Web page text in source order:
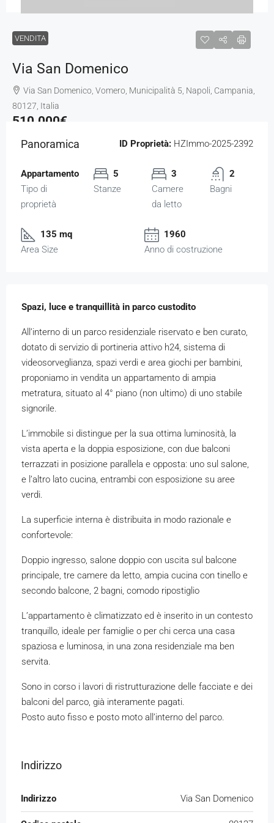
VENDITA
Via San Domenico
Via San Domenico, Vomero, Municipalità 5, Napoli, Campania,
80127, Italia
510.000€
Panoramica ID Proprietà: HZImmo-2025-2392
Appartamento
Tipo di
proprietà
5
Stanze
3
Camere
da letto
2
Bagni
135 mq
Area Size
1960
Anno di costruzione
Spazi, luce e tranquillità in parco custodito
All’interno di un parco residenziale riservato e ben curato,
dotato di servizio di portineria attivo h24, sistema di
videosorveglianza, spazi verdi e area giochi per bambini,
proponiamo in vendita un appartamento di ampia
metratura, situato al 4° piano (non ultimo) di uno stabile
signorile.
L’immobile si distingue per la sua ottima luminosità, la
vista aperta e la doppia esposizione, con due balconi
terrazzati in posizione parallela e opposta: uno sul salone,
e l’altro lato cucina, entrambi con esposizione su aree
verdi.
La superficie interna è distribuita in modo razionale e
confortevole:
Doppio ingresso, salone doppio con uscita sul balcone
principale, tre camere da letto, ampia cucina con tinello e
secondo balcone, 2 bagni, comodo ripostiglio
L’appartamento è climatizzato ed è inserito in un contesto
tranquillo, ideale per famiglie o per chi cerca una casa
spaziosa e luminosa, in una zona residenziale ma ben
servita.
Sono in corso i lavori di ristrutturazione delle facciate e dei
balconi del parco, già interamente pagati.
Posto auto fisso e posto moto all’interno del parco.
Indirizzo
Indirizzo Via San Domenico